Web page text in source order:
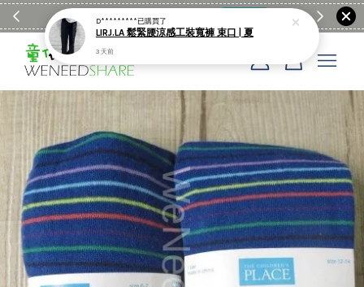
滿$1990送日亞麻棉簡約餐墊 童裝
您的購物車目前還是空的。